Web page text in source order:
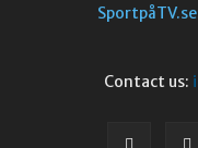
SportpåTV.se
Contact us: